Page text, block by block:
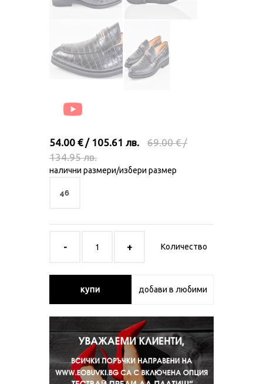
54.00 € / 105.61 лв.
69.00 € /
134.95 лв.
налични размери/избери размер
46
Количество
купи добави в любими